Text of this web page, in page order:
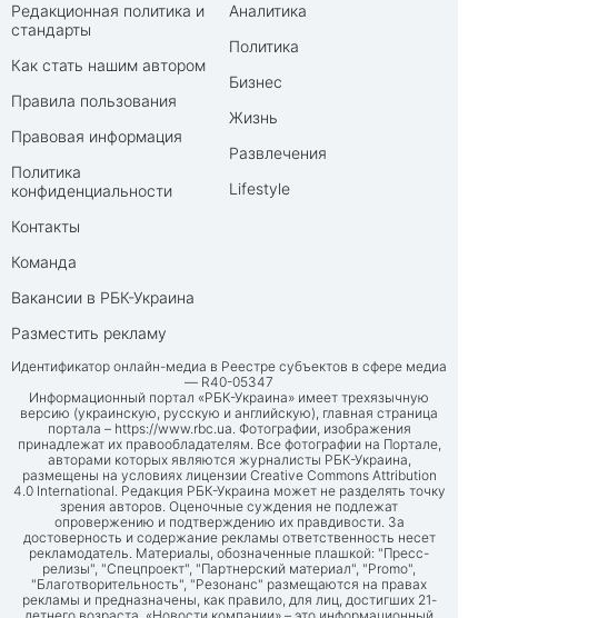
Редакционная политика и
стандарты
Как стать нашим автором
Правила пользования
Правовая информация
Политика
конфиденциальности
Контакты
Команда
Вакансии в РБК-Украина
Разместить рекламу
Аналитика
Политика
Бизнес
Жизнь
Развлечения
Lifestyle
Идентификатор онлайн-медиа в Реестре субъектов в сфере медиа
— R40-05347
Информационный портал «РБК-Украина» имеет трехязычную
версию (украинскую, русскую и английскую), главная страница
портала – https://www.rbc.ua. Фотографии, изображения
принадлежат их правообладателям. Все фотографии на Портале,
авторами которых являются журналисты РБК-Украина,
размещены на условиях лицензии Creative Commons Attribution
4.0 International. Редакция РБК-Украина может не разделять точку
зрения авторов. Оценочные суждения не подлежат
опровержению и подтверждению их правдивости. За
достоверность и содержание рекламы ответственность несет
рекламодатель. Материалы, обозначенные плашкой: "Пресс-
релизы", "Спецпроект", "Партнерский материал", "Promo",
"Благотворительность", "Резонанс" размещаются на правах
рекламы и предназначены, как правило, для лиц, достигших 21-